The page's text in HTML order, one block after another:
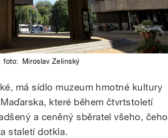
foto: Miroslav Zelinský
má sídlo muzeum hmotné kultury
které během čtvrtstoletí
a ceněný sběratel všeho, čeho
staletí dotkla.